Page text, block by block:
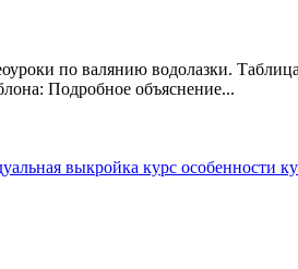
по валянию водолазки.
Подробное объяснение...
выкройка курс особенности